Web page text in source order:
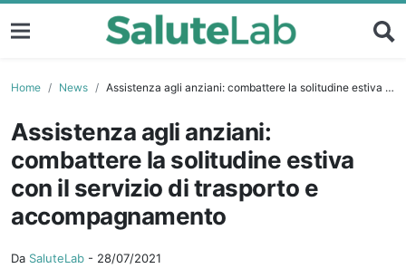
Home News Assistenza agli anziani: combattere la solitudine estiva con il servizio di trasporto e accompagnamento
Assistenza agli anziani:
combattere la solitudine estiva
con il servizio di trasporto e
accompagnamento
Da SaluteLab - 28/07/2021